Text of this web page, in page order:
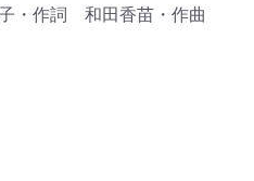
・作詞 和田香苗・作曲